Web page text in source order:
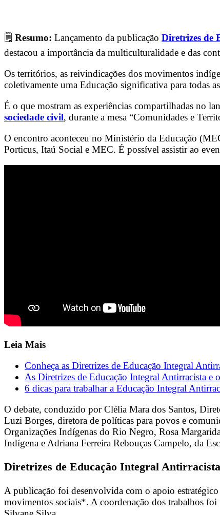
🗒️ Resumo: Lançamento da publicação Diretrizes de
destacou a importância da multiculturalidade e das
Os territórios, as reivindicações dos movimentos
coletivamente uma Educação significativa para todas as
É o que mostram as experiências compartilhadas no
sociedade civil, durante a mesa “Comunidades e
O encontro aconteceu no Ministério da Educação
Porticus, Itaú Social e MEC. É possível assistir ao
Leia Mais
Conheça as Diretrizes de Educação Integral
As Diretrizes de Educação Integral Antirracista e
6 dicas para trabalhar a Educação Integral
O debate, conduzido por Clélia Mara dos Santos,
Luzi Borges, diretora de políticas para povos e
Organizações Indígenas do Rio Negro, Rosa
Indígena e Adriana Ferreira Rebouças Campelo, da
Diretrizes de Educação Integral
A publicação foi desenvolvida com o apoio
movimentos sociais*. A coordenação dos trabalhos